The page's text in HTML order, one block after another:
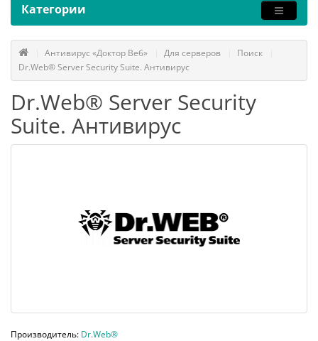
Категории
Антивирус «Доктор Веб» Для серверов
Поиск
Dr.Web® Server Security Suite. Антивирус
Dr.Web® Server Security
Suite. Антивирус
Производитель: Dr.Web®